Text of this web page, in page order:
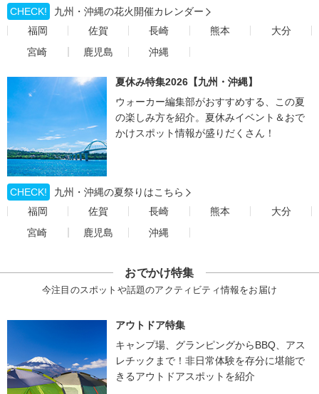
CHECK!
九州・沖縄の花火開催カレンダー
福岡
佐賀 長崎 熊本
大分
宮崎
鹿児島 沖縄
夏休み特集2026【九州・沖縄】
ウォーカー編集部がおすすめする、この夏
の楽しみ方を紹介。夏休みイベント＆おで
かけスポット情報が盛りだくさん！
CHECK!
九州・沖縄の夏祭りはこちら
福岡
佐賀 長崎 熊本
大分
宮崎
鹿児島 沖縄
おでかけ特集
今注目のスポットや話題のアクティビティ情報をお届け
アウトドア特集
キャンプ場、グランピングからBBQ、アス
レチックまで！非日常体験を存分に堪能で
きるアウトドアスポットを紹介